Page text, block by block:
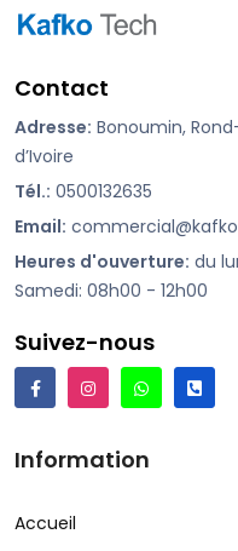
Contact
Adresse: Bonoumin,
d’Ivoire
Tél.: 0500132635
Email:
Heures d'ouverture: du
Samedi: 08h00 - 12h00
Suivez-nous
Information
Accueil